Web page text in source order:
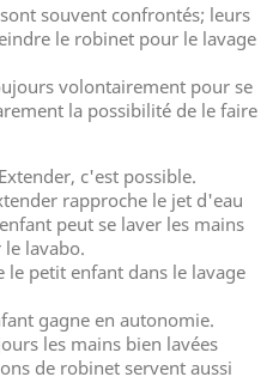
souvent confrontés; leurs
le robinet pour le lavage
volontairement pour se
la possibilité de le faire
c'est possible.
rapproche le jet d'eau
peut se laver les mains
le lavabo.
petit enfant dans le lavage
gagne en autonomie.
les mains bien lavées
de robinet servent aussi